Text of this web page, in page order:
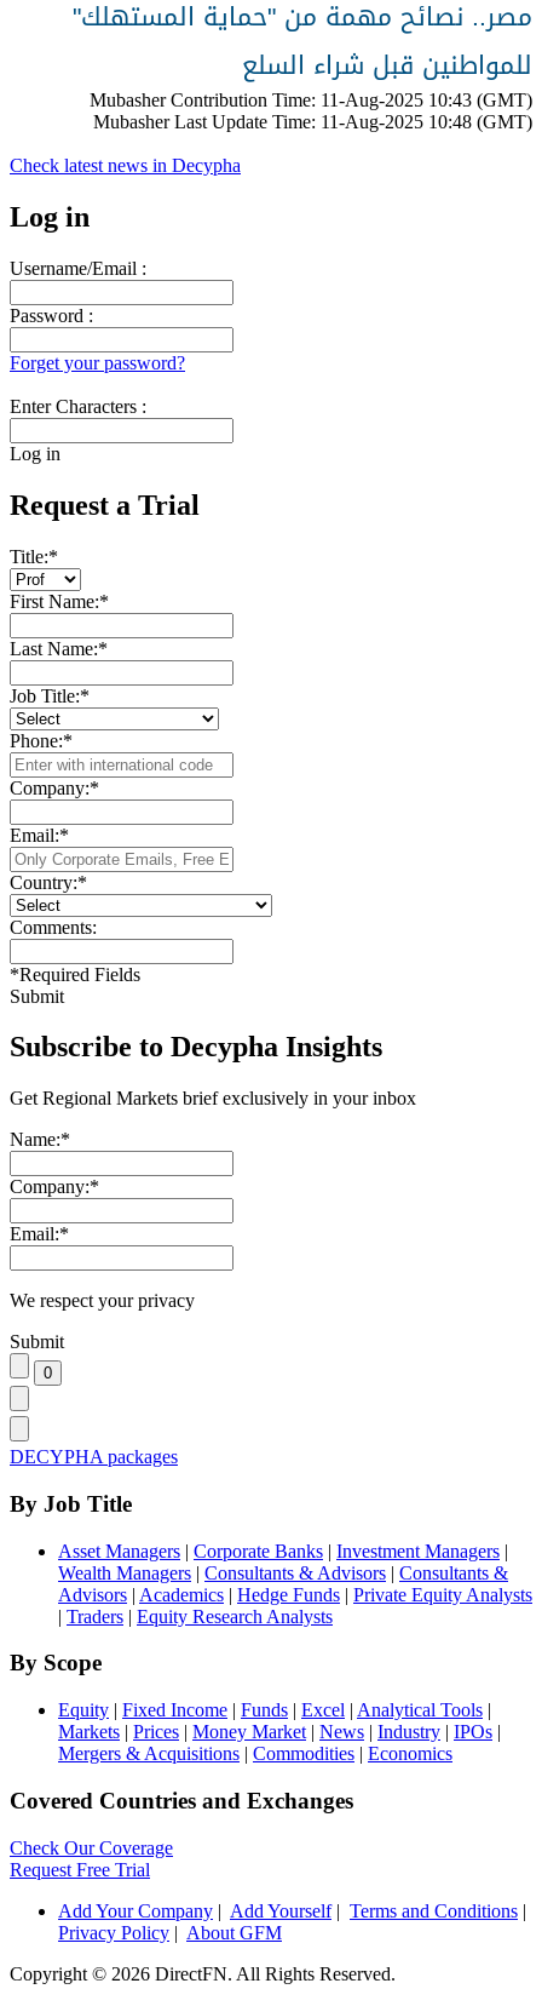
مصر.. نصائح مهمة من "حماية المستهلك"
للمواطنين قبل شراء السلع
Mubasher Contribution Time: 11-Aug-2025 10:43 (GMT)
Mubasher Last Update Time: 11-Aug-2025 10:48 (GMT)
Check latest news in Decypha
Log in
Username/Email :
Password :
Forget your password?
Enter Characters :
Log in
Request a Trial
Title:*
First Name:*
Last Name:*
Job Title:*
Phone:*
Company:*
Email:*
Country:*
Comments:
*Required Fields
Submit
Subscribe to Decypha Insights
Get Regional Markets brief exclusively in your inbox
Name:*
Company:*
Email:*
We respect your privacy
Submit
DECYPHA packages
By Job Title
Asset Managers | Corporate Banks | Investment Managers |
Wealth Managers | Consultants & Advisors | Consultants &
Advisors | Academics | Hedge Funds | Private Equity Analysts
| Traders | Equity Research Analysts
By Scope
Equity | Fixed Income | Funds | Excel | Analytical Tools |
Markets | Prices | Money Market | News | Industry | IPOs |
Mergers & Acquisitions | Commodities | Economics
Covered Countries and Exchanges
Check Our Coverage
Request Free Trial
Add Your Company | Add Yourself| Terms and Conditions |
Privacy Policy | About GFM
Copyright © 2026 DirectFN. All Rights Reserved.